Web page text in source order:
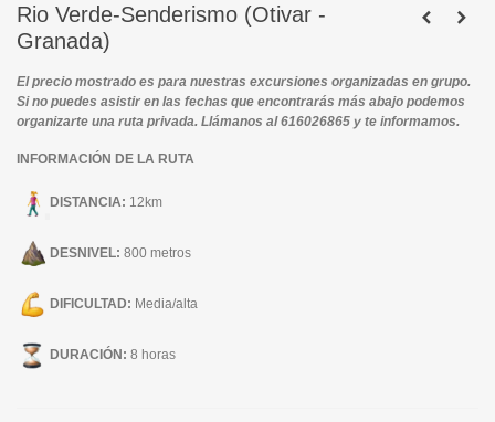
Rio Verde-Senderismo (Otivar -
Granada)
El precio mostrado es para nuestras excursiones organizadas en grupo.
Si no puedes asistir en las fechas que encontrarás más abajo podemos
organizarte una ruta privada. Llámanos al 616026865 y te informamos.
INFORMACIÓN DE LA RUTA
DISTANCIA: 12km
DESNIVEL: 800 metros
DIFICULTAD: Media/alta
DURACIÓN: 8 horas